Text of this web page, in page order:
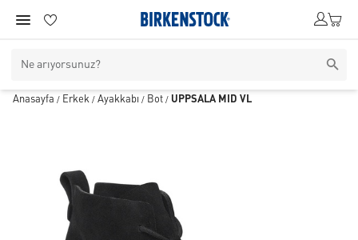
Anasayfa / Erkek / Ayakkabı / Bot / UPPSALA MID VL